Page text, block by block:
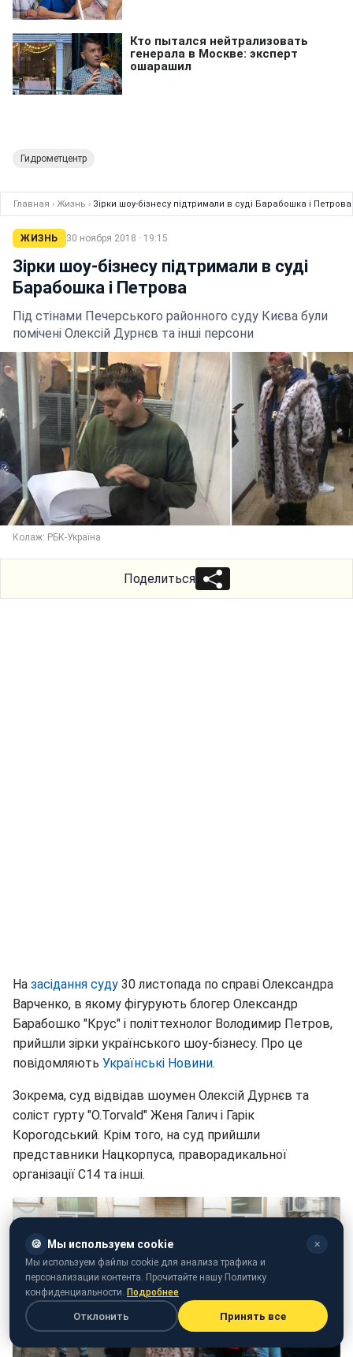
Гидрометцентр
Главная › Жизнь › Зірки шоу-бізнесу підтримали в суді Барабошка і Петрова
ЖИЗНЬ 30 ноября 2018 · 19:15
Зірки шоу-бізнесу підтримали в суді
Барабошка і Петрова
Під стінами Печерського районного суду Києва були
помічені Олексій Дурнєв та інші персони
Колаж: РБК-Україна
Поделиться
На засідання суду 30 листопада по справі Олександра
Варченко, в якому фігурують блогер Олександр
Барабошко "Крус" і політтехнолог Володимир Петров,
прийшли зірки українського шоу-бізнесу. Про це
повідомляють Українські Новини.
Зокрема, суд відвідав шоумен Олексій Дурнєв та
соліст гурту "O.Torvald" Женя Галич і Гарік
Корогодський. Крім того, на суд прийшли
представники Нацкорпуса, праворадикальної
організації С14 та інші.
🍪 Мы используем cookie ✕
Мы используем файлы cookie для анализа трафика и
персонализации контента. Прочитайте нашу Политику
конфиденциальности. Подробнее
Отклонить Принять все